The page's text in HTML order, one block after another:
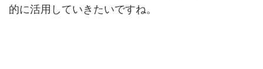
的に活用していきたいですね。